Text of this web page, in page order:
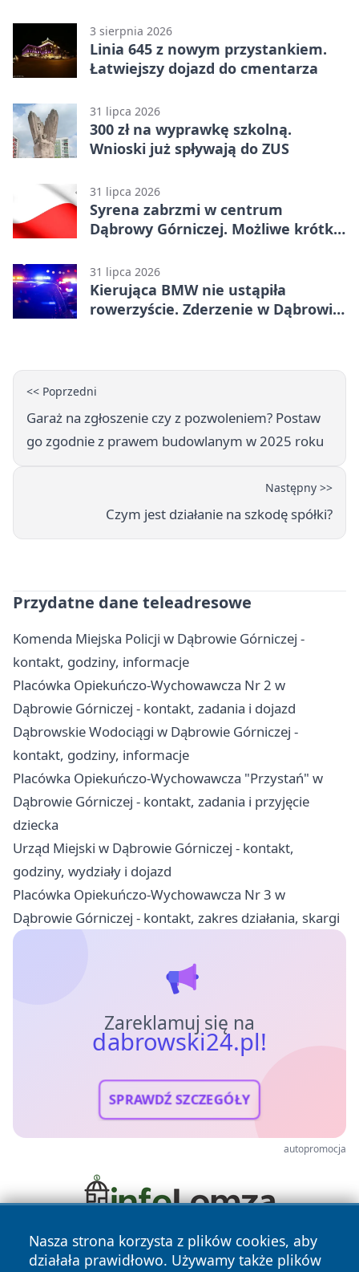
3 sierpnia 2026
Linia 645 z nowym przystankiem.
Łatwiejszy dojazd do cmentarza
31 lipca 2026
300 zł na wyprawkę szkolną.
Wnioski już spływają do ZUS
31 lipca 2026
Syrena zabrzmi w centrum
Dąbrowy Górniczej. Możliwe krótkie
31 lipca 2026
Kierująca BMW nie ustąpiła
rowerzyście. Zderzenie w Dąbrowie
<< Poprzedni
Garaż na zgłoszenie czy z pozwoleniem? Postaw
go zgodnie z prawem budowlanym w 2025 roku
Następny >>
Czym jest działanie na szkodę spółki?
Przydatne dane teleadresowe
Komenda Miejska Policji w Dąbrowie Górniczej -
kontakt, godziny, informacje
Placówka Opiekuńczo-Wychowawcza Nr 2 w
Dąbrowie Górniczej - kontakt, zadania i dojazd
Dąbrowskie Wodociągi w Dąbrowie Górniczej -
kontakt, godziny, informacje
Placówka Opiekuńczo-Wychowawcza "Przystań" w
Dąbrowie Górniczej - kontakt, zadania i przyjęcie
dziecka
Urząd Miejski w Dąbrowie Górniczej - kontakt,
godziny, wydziały i dojazd
Placówka Opiekuńczo-Wychowawcza Nr 3 w
Dąbrowie Górniczej - kontakt, zakres działania, skargi
Zareklamuj się na
dabrowski24.pl!
SPRAWDŹ SZCZEGÓŁY
autopromocja
Nasza strona korzysta z plików cookies, aby
działała prawidłowo. Używamy także plików